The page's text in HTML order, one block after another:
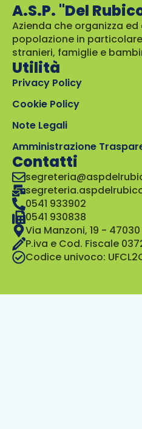
A.S.P. "Del
Azienda che organizza
popolazione in
stranieri, famiglie e
Utilità
Privacy Policy
Cookie Policy
Note Legali
Amministrazione
Contatti
0541 933902
0541 930838
Via Manzoni, 19 -
P.iva e Cod. Fiscale
Codice univoco: